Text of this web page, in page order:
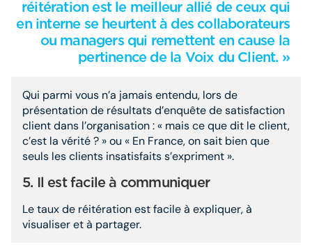
réitération est le meilleur allié de ceux qui
en interne se heurtent à des collaborateurs
ou managers qui remettent en cause la
pertinence de la Voix du Client. »
Qui parmi vous n’a jamais entendu, lors de
présentation de résultats d’enquête de satisfaction
client dans l’organisation : « mais ce que dit le client,
c’est la vérité ? » ou « En France, on sait bien que
seuls les clients insatisfaits s’expriment ».
5. Il est facile à communiquer
Le taux de réitération est facile à expliquer, à
visualiser et à partager.